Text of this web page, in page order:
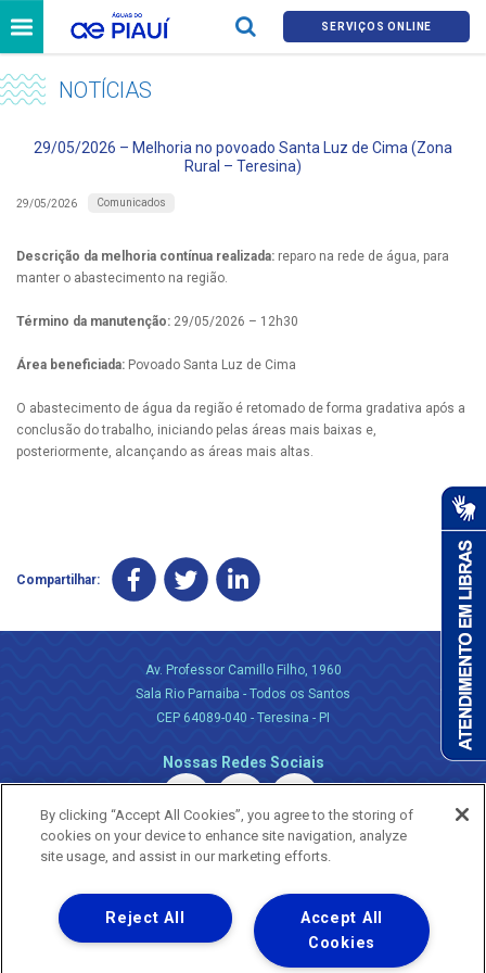
SERVIÇOS ONLINE
NOTÍCIAS
29/05/2026 – Melhoria no povoado Santa Luz de Cima (Zona
Rural – Teresina)
29/05/2026 Comunicados
Descrição da melhoria contínua realizada: reparo na rede de água, para
manter o abastecimento na região.
Término da manutenção: 29/05/2026 – 12h30
Área beneficiada: Povoado Santa Luz de Cima
O abastecimento de água da região é retomado de forma gradativa após a
conclusão do trabalho, iniciando pelas áreas mais baixas e,
posteriormente, alcançando as áreas mais altas.
Compartilhar:
Av. Professor Camillo Filho, 1960
Sala Rio Parnaiba - Todos os Santos
CEP 64089-040 - Teresina - PI
Nossas Redes Sociais
Uma empresa
Copyright ® 2026 - Todos os Direitos Reservados.
Nossa natureza movimenta a vida
By clicking “Accept All Cookies”, you agree to the storing of
cookies on your device to enhance site navigation, analyze
site usage, and assist in our marketing efforts.
Accept All
Cookies
Reject All